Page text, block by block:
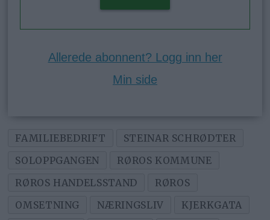
Allerede abonnent? Logg inn her
Min side
FAMILIEBEDRIFT
STEINAR SCHRØDTER
SOLOPPGANGEN
RØROS KOMMUNE
RØROS HANDELSSTAND
RØROS
OMSETNING
NÆRINGSLIV
KJERKGATA